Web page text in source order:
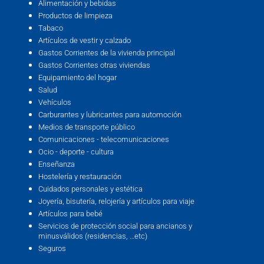
Alimentación y bebidas
Productos de limpieza
Tabaco
Artículos de vestir y calzado
Gastos Corrientes de la vivienda principal
Gastos Corrientes otras viviendas
Equipamiento del hogar
Salud
Vehículos
Carburantes y lubricantes para automoción
Medios de transporte público
Comunicaciones - telecomunicaciones
Ocio - deporte - cultura
Enseñanza
Hostelería y restauración
Cuidados personales y estética
Joyería, bisutería, relojería y artículos para viaje
Artículos para bebé
Servicios de protección social para ancianos y
minusválidos (residencias, …etc)
Seguros